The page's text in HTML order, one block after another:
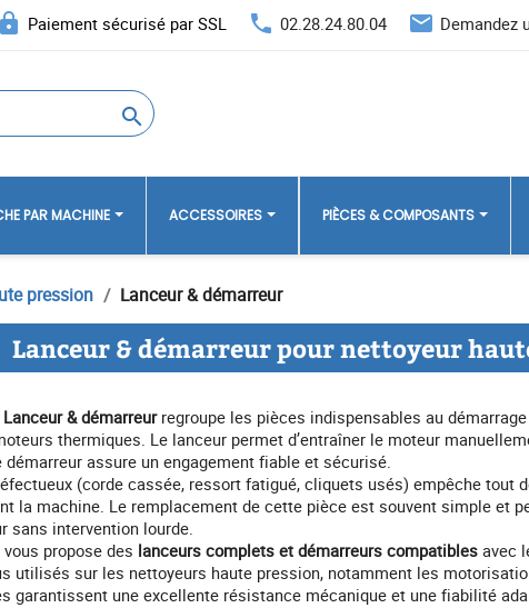
lock Paiement sécurisé par SSL phone 02.28.24.80.04 email Demandez

PAR MACHINE ACCESSOIRES PIÈCES & COMPOSANTS
pression Lanceur & démarreur
Lanceur & démarreur pour nettoyeur
Lanceur & démarreurregroupe les pièces indispensables au
thermiques. Le lanceur permet d’entraîner le moteur
démarreur assure un engagement fiable et sécurisé.
(corde cassée, ressort fatigué, cliquets usés) empêche tout
la machine. Le remplacement de cette pièce est souvent simple et
sans intervention lourde.
vous propose des lanceurs complets et démarreurs compatiblesavec
utilisés sur les nettoyeurs haute pression, notamment les
garantissent une excellente résistance mécanique et une fiabilité